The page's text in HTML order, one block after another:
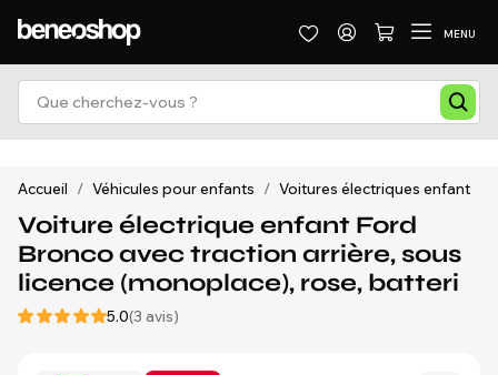
MENU
Accueil / Véhicules pour enfants / Voitures électriques enfant
Voiture électrique enfant Ford
Bronco avec traction arrière, sous
licence (monoplace), rose, batteri
5.0(3 avis)